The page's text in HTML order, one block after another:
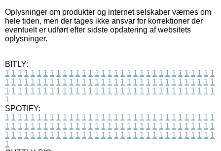
Oplysninger om produkter og internet selskaber værnes om
hele tiden, men der tages ikke ansvar for korrektioner der
eventuelt er udført efter sidste opdatering af websitets
oplysninger.
BITLY:
1 1 1 1 1 1 1 1 1 1 1 1 1 1 1 1 1 1 1 1 1 1 1 1 1 1 1 1 1 1 1 1 1
1 1 1 1 1 1 1 1 1 1 1 1 1 1 1 1 1 1 1 1 1 1 1 1 1 1 1 1 1 1 1 1 1
1 1 1 1 1 1 1 1 1 1 1 1 1 1 1 1 1 1 1 1 1 1 1 1 1 1 1 1 1 1 1 1 1
1
SPOTIFY:
1 1 1 1 1 1 1 1 1 1 1 1 1 1 1 1 1 1 1 1 1 1 1 1 1 1 1 1 1 1 1 1 1
1 1 1 1 1 1 1 1 1 1 1 1 1 1 1 1 1 1 1 1 1 1 1 1 1 1 1 1 1 1 1 1 1
1 1 1 1 1 1 1 1 1 1 1 1 1 1 1 1 1 1 1 1 1 1 1 1 1 1 1 1 1 1 1 1 1
1